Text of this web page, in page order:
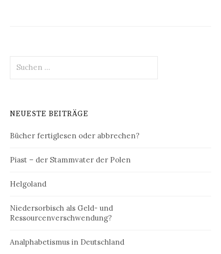
nach:
NEUESTE BEITRÄGE
Bücher fertiglesen oder abbrechen?
Piast – der Stammvater der Polen
Helgoland
Niedersorbisch als Geld- und
Ressourcenverschwendung?
Analphabetismus in Deutschland